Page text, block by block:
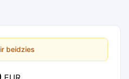
beidzies